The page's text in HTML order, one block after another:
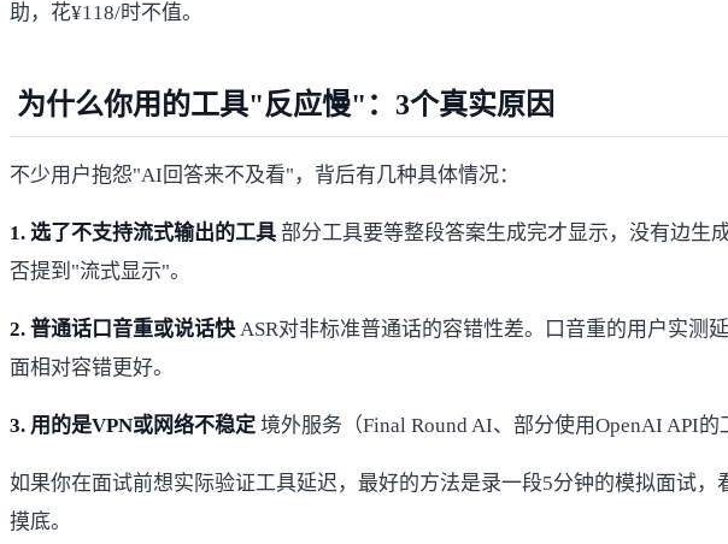
助，花¥118/时不值。
为什么你用的工具"反应慢"：3个真实原因
不少用户抱怨"AI回答来不及看"，背后有几种具体情况：
1. 选了不支持流式输出的工具 部分工具要等整段答案生成完才显示，没有边生
否提到"流式显示"。
2. 普通话口音重或说话快 ASR对非标准普通话的容错性差。口音重的用户实测
面相对容错更好。
3. 用的是VPN或网络不稳定 境外服务（Final Round AI、部分使用OpenAI API
如果你在面试前想实际验证工具延迟，最好的方法是录一段5分钟的模拟面试，
摸底。